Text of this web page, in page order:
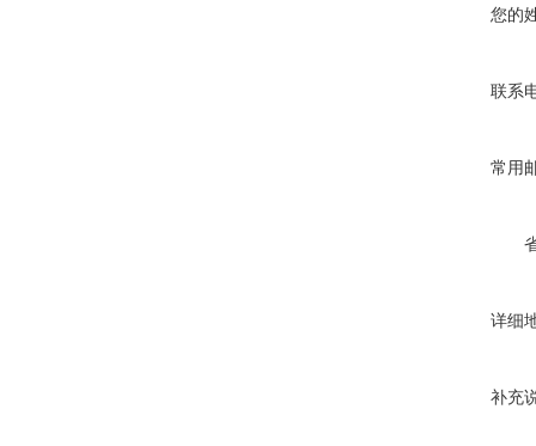
您的
联系
常用
详细
补充